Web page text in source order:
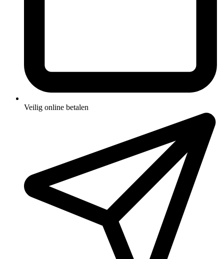
Veilig online betalen